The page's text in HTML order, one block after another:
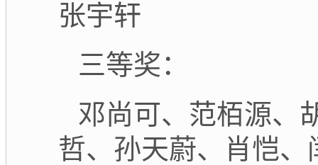
张宇轩
三等奖：
邓尚可、范栢源、
哲、孙天蔚、肖恺